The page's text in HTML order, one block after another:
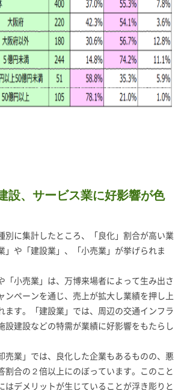
設、サービス業に好影響が色
に集計したところ、「良化」割合が高い業
」や「建設業」、「小売業」が挙げられま
小売業」は、万博来場者によって生み出さ
ンペーンを通じ、売上が拡大し業績を押し上
ます。「建設業」では、周辺の交通インフラ
設建設などの特需が業績に好影響をもたらし
業」では、良化した企業もあるものの、悪
割合の２倍以上にのぼっています。このこと
はデメリットが生じていることが浮き彫りと